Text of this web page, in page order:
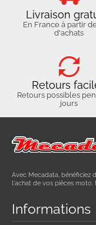
Livraison
En France à partir
d'achats
Retours
Retours possibles
jours
Avec Mecadata, bénéficiez
l'achat de vos pièces moto.
Informations